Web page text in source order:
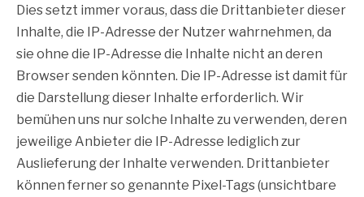
Dies setzt immer voraus, dass die Drittanbieter dieser
Inhalte, die IP-Adresse der Nutzer wahrnehmen, da
sie ohne die IP-Adresse die Inhalte nicht an deren
Browser senden könnten. Die IP-Adresse ist damit für
die Darstellung dieser Inhalte erforderlich. Wir
bemühen uns nur solche Inhalte zu verwenden, deren
jeweilige Anbieter die IP-Adresse lediglich zur
Auslieferung der Inhalte verwenden. Drittanbieter
können ferner so genannte Pixel-Tags (unsichtbare